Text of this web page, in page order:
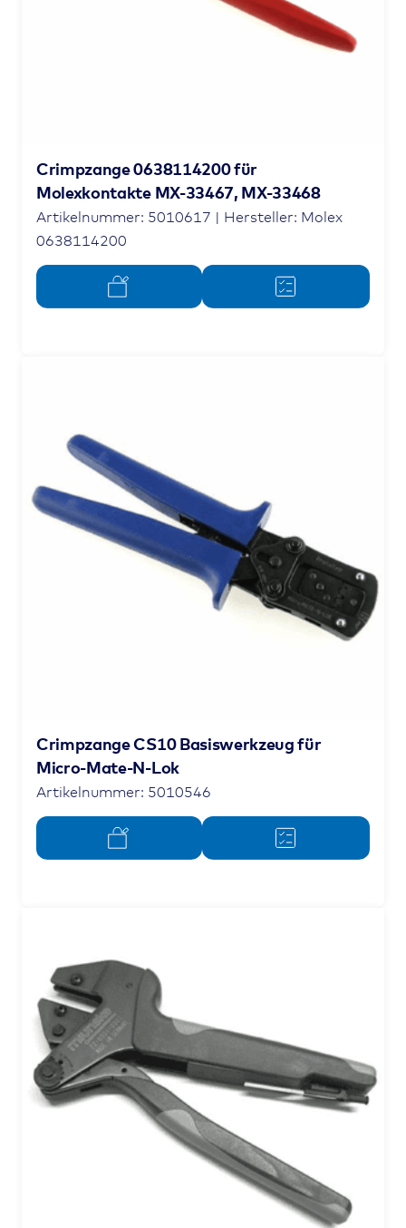
Crimpzange 0638114200 für
Molexkontakte MX-33467, MX-33468
Artikelnummer: 5010617 | Hersteller: Molex
0638114200
Crimpzange CS10 Basiswerkzeug für
Micro-Mate-N-Lok
Artikelnummer: 5010546